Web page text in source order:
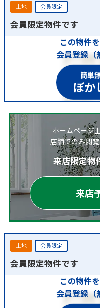
土地 会員限定
会員限定物件です
この物件
会員登録（
簡単
ぼか
ホームページ
店舗でのみ閲
来店限定物
来店
土地 会員限定
会員限定物件です
この物件
会員登録（